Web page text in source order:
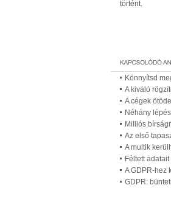
történt.
Könnyítsd
A kiváló
A cégek
Néhány
Milliós
Az első
A multik
Féltett
A GDPR-hez
GDPR: